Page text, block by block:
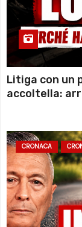
Litiga con un
accoltella:
CRONACA